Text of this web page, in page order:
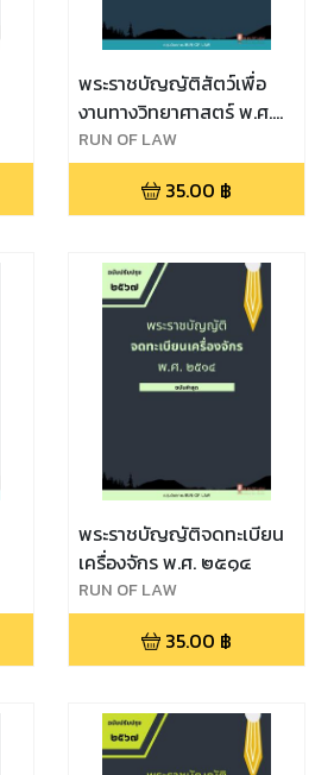
พระราชบัญญัติสัตว์เพื่อ
งานทางวิทยาศาสตร์ พ.ศ.
๒๕๕๘
RUN OF LAW
35.00 ฿
พระราชบัญญัติจดทะเบียน
เครื่องจักร พ.ศ. ๒๕๑๔
RUN OF LAW
35.00 ฿